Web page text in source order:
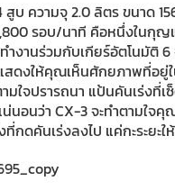
บ ความจุ 2.0 ลิตร ขนาด
รอบ/นาที คือหนึ่งในกุญ
งานร่วมกับเกียร์อัตโนมัติ 6
สดงให้คุณเห็นศักยภาพที่อยู่
มใจปรารถนา แป้นคันเร่งที่
น่นอนว่า CX-3 จะทำตามใจ
กดคันเร่งลงไป แค่กะระย